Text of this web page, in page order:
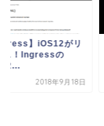
】iOS12がリ
ス！Ingressの
2018年9月18日